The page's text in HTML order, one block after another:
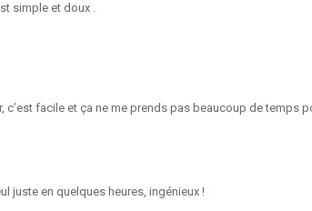
simple et doux .
c’est facile et ça ne me prends pas beaucoup de temps
juste en quelques heures, ingénieux !